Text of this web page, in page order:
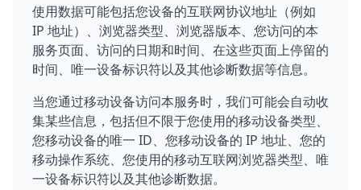
使用数据可能包括您设备的互联网协议地址（例如
IP 地址）、浏览器类型、浏览器版本、您访问的本
服务页面、访问的日期和时间、在这些页面上停留的
时间、唯一设备标识符以及其他诊断数据等信息。
当您通过移动设备访问本服务时，我们可能会自动收
集某些信息，包括但不限于您使用的移动设备类型、
您移动设备的唯一 ID、您移动设备的 IP 地址、您的
移动操作系统、您使用的移动互联网浏览器类型、唯
一设备标识符以及其他诊断数据。